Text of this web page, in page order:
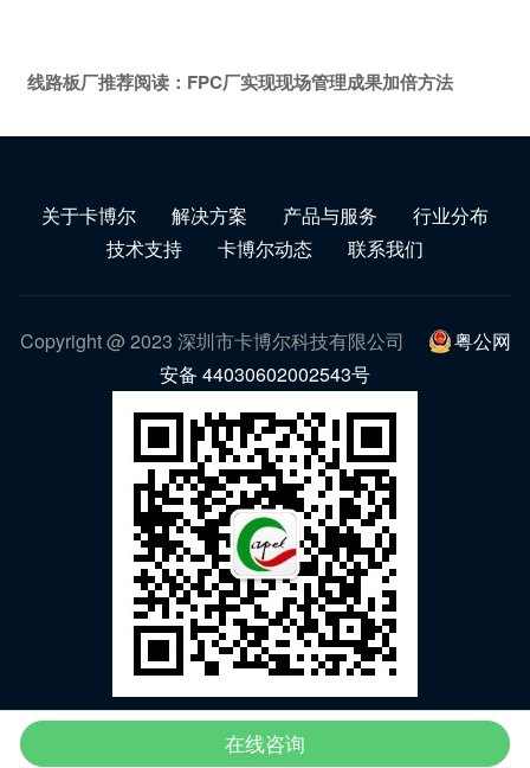
线路板厂推荐阅读： FPC厂实现现场管理成果加倍方法
关于卡博尔 解决方案 产品与服务
行业分布
技术支持
卡博尔动态 联系我们
Copyright @ 2023 深圳市卡博尔科技有限公司
粤公网
安备 44030602002543号
微信公众号
在线咨询